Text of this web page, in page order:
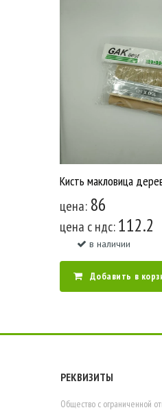
цена: 86
цена c ндс:112.2
в наличии
Добавить в
РЕКВИЗИТЫ
Общество с ограниченной